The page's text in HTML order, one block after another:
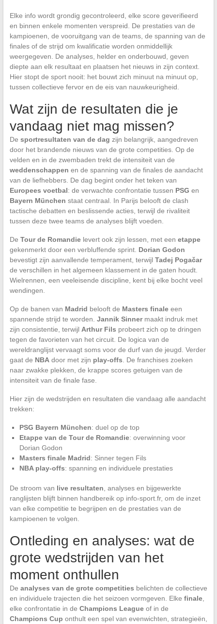
Elke info wordt grondig gecontroleerd, elke score geverifieerd
en binnen enkele momenten verspreid. De prestaties van de
kampioenen, de vooruitgang van de teams, de spanning van de
finales of de strijd om kwalificatie worden onmiddellijk
weergegeven. De analyses, helder en onderbouwd, geven
diepte aan elk resultaat en plaatsen het nieuws in zijn context.
Hier stopt de sport nooit: het bouwt zich minuut na minuut op,
tussen collectieve fervor en de eis van nauwkeurigheid.
Wat zijn de resultaten die je
vandaag niet mag missen?
De sportresultaten van de dag zijn belangrijk, aangedreven
door het brandende nieuws van de grote competities. Op de
velden en in de zwembaden trekt de intensiteit van de
weddenschappen en de spanning van de finales de aandacht
van de liefhebbers. De dag begint onder het teken van
Europees voetbal: de verwachte confrontatie tussen PSG en
Bayern München staat centraal. In Parijs belooft de clash
tactische debatten en beslissende acties, terwijl de rivaliteit
tussen deze twee teams de analyses blijft voeden.
De Tour de Romandielevert ook zijn lessen, met een etappe
gekenmerkt door een verbluffende sprint. Dorian Godon
bevestigt zijn aanvallende temperament, terwijl Tadej Pogačar
de verschillen in het algemeen klassement in de gaten houdt.
Wielrennen, een veeleisende discipline, kent bij elke bocht veel
wendingen.
Op de banen van Madrid belooft de Masters finaleeen
spannende strijd te worden. Jannik Sinnermaakt indruk met
zijn consistentie, terwijl Arthur Fils probeert zich op te dringen
tegen de favorieten van het circuit. De logica van de
wereldranglijst vervaagt soms voor de durf van de jeugd. Verder
gaat de NBAdoor met zijn play-offs . De franchises zoeken
naar zwakke plekken, de krappe scores getuigen van de
intensiteit van de finale fase.
Hier zijn de wedstrijden en resultaten die vandaag alle aandacht
trekken:
PSG Bayern München: duel op de top
Etappe van de Tour de Romandie: overwinning voor
Dorian Godon
Masters finale Madrid: Sinner tegen Fils
NBA play-offs: spanning en individuele prestaties
De stroom van live resultaten , analyses en bijgewerkte
ranglijsten blijft binnen handbereik op info-sport.fr, om de inzet
van elke competitie te begrijpen en de prestaties van de
kampioenen te volgen.
Ontleding en analyses: wat de
grote wedstrijden van het
moment onthullen
De analyses van de grote competities belichten de collectieve
en individuele trajecten die het seizoen vormgeven. Elke finale,
elke confrontatie in de Champions Leagueof in de
Champions Cup onthult een spel van evenwichten, strategieën,